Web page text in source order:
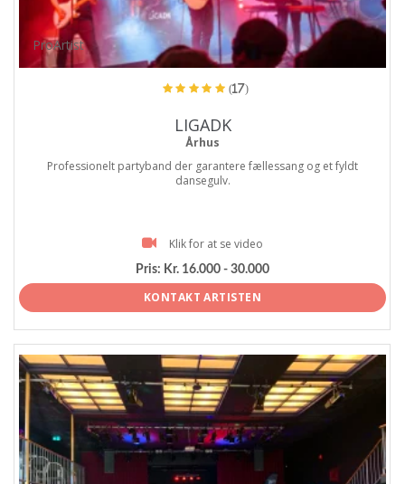
ProArtist
(17)
LIGADK
Århus
Professionelt partyband der garantere fællessang og et fyldt
dansegulv.
Klik for at se video
Pris: Kr. 16.000 - 30.000
KONTAKT ARTISTEN